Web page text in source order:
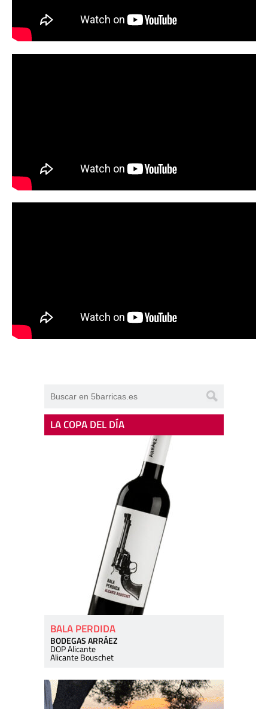
LA COPA DEL DÍA
BALA PERDIDA
BODEGAS ARRÁEZ
DOP Alicante
Alicante Bouschet